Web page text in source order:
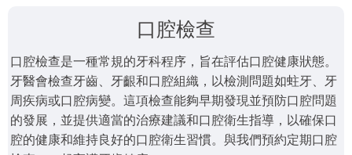
口腔檢查
口腔檢查是一種常規的牙科程序，旨在評估口腔健康狀態。
牙醫會檢查牙齒、牙齦和口腔組織，以檢測問題如蛀牙、牙
周疾病或口腔病變。這項檢查能夠早期發現並預防口腔問題
的發展，並提供適當的治療建議和口腔衛生指導，以確保口
腔的健康和維持良好的口腔衛生習慣。與我們預約定期口腔